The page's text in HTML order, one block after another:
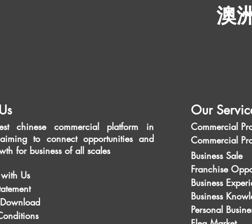
澳
chinese commercial platform in
to connect opportunities and
for business of all scales
Us
Our
Commercial
Commercial
Business Sale
Franchise
Business
Business
Personal